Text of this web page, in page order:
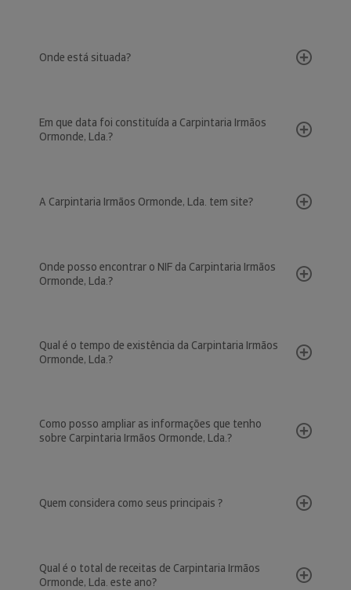
Onde está situada?
Em que data foi constituída a Carpintaria Irmãos
Ormonde, Lda.?
A Carpintaria Irmãos Ormonde, Lda. tem site?
Onde posso encontrar o NIF da Carpintaria Irmãos
Ormonde, Lda.?
Qual é o tempo de existência da Carpintaria Irmãos
Ormonde, Lda.?
Como posso ampliar as informações que tenho
sobre Carpintaria Irmãos Ormonde, Lda.?
Quem considera como seus principais ?
Qual é o total de receitas de Carpintaria Irmãos
Ormonde, Lda. este ano?